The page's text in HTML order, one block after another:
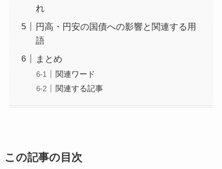
れ
円高・円安の国債への影響と関連する用
語
まとめ
関連ワード
関連する記事
この記事の目次